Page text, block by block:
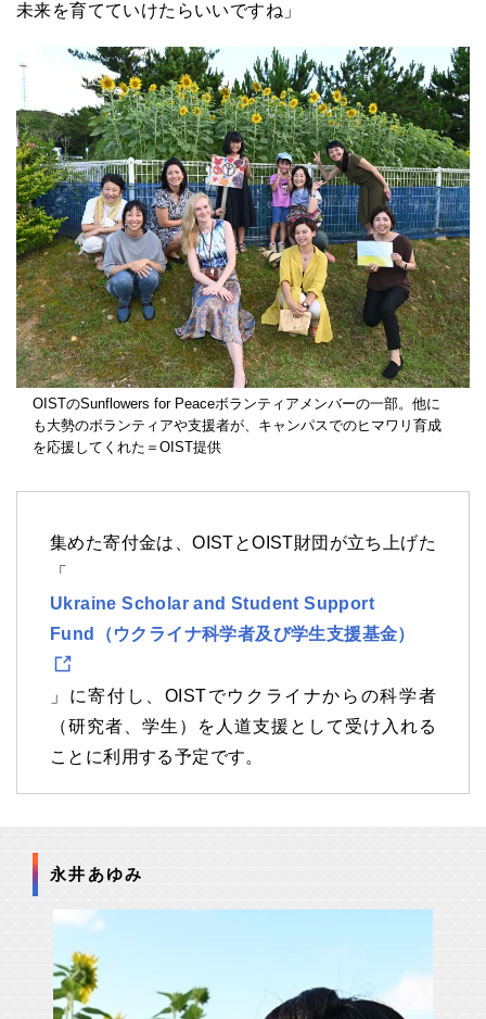
未来を育てていけたらいいですね」
OISTのSunflowers for Peaceボランティアメンバーの一部。他に
も大勢のボランティアや支援者が、キャンパスでのヒマワリ育成
を応援してくれた＝OIST提供
集めた寄付金は、OISTとOIST財団が立ち上げた
「
Ukraine Scholar and Student Support
Fund（ウクライナ科学者及び学生支援基金）
」に寄付し、OISTでウクライナからの科学者
（研究者、学生）を人道支援として受け入れる
ことに利用する予定です。
永井あゆみ